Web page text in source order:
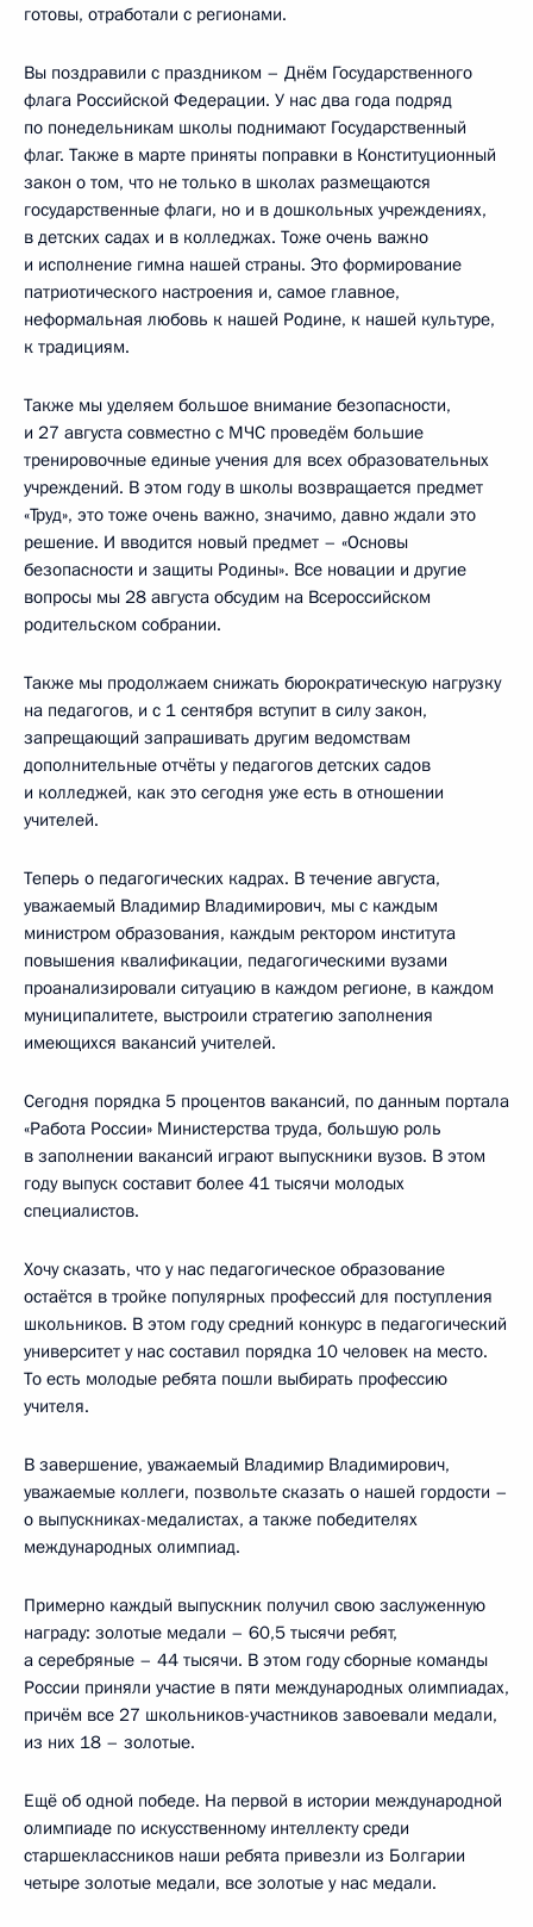
готовы, отработали с регионами.
Вы поздравили с праздником – Днём Государственного
флага Российской Федерации. У нас два года подряд
по понедельникам школы поднимают Государственный
флаг. Также в марте приняты поправки в Конституционный
закон о том, что не только в школах размещаются
государственные флаги, но и в дошкольных учреждениях,
в детских садах и в колледжах. Тоже очень важно
и исполнение гимна нашей страны. Это формирование
патриотического настроения и, самое главное,
неформальная любовь к нашей Родине, к нашей культуре,
к традициям.
Также мы уделяем большое внимание безопасности,
и 27 августа совместно с МЧС проведём большие
тренировочные единые учения для всех образовательных
учреждений. В этом году в школы возвращается предмет
«Труд», это тоже очень важно, значимо, давно ждали это
решение. И вводится новый предмет – «Основы
безопасности и защиты Родины». Все новации и другие
вопросы мы 28 августа обсудим на Всероссийском
родительском собрании.
Также мы продолжаем снижать бюрократическую нагрузку
на педагогов, и с 1 сентября вступит в силу закон,
запрещающий запрашивать другим ведомствам
дополнительные отчёты у педагогов детских садов
и колледжей, как это сегодня уже есть в отношении
учителей.
Теперь о педагогических кадрах. В течение августа,
уважаемый Владимир Владимирович, мы с каждым
министром образования, каждым ректором института
повышения квалификации, педагогическими вузами
проанализировали ситуацию в каждом регионе, в каждом
муниципалитете, выстроили стратегию заполнения
имеющихся вакансий учителей.
Сегодня порядка 5 процентов вакансий, по данным портала
«Работа России» Министерства труда, большую роль
в заполнении вакансий играют выпускники вузов. В этом
году выпуск составит более 41 тысячи молодых
специалистов.
Хочу сказать, что у нас педагогическое образование
остаётся в тройке популярных профессий для поступления
школьников. В этом году средний конкурс в педагогический
университет у нас составил порядка 10 человек на место.
То есть молодые ребята пошли выбирать профессию
учителя.
В завершение, уважаемый Владимир Владимирович,
уважаемые коллеги, позвольте сказать о нашей гордости –
о выпускниках-медалистах, а также победителях
международных олимпиад.
Примерно каждый выпускник получил свою заслуженную
награду: золотые медали – 60,5 тысячи ребят,
а серебряные – 44 тысячи. В этом году сборные команды
России приняли участие в пяти международных олимпиадах,
причём все 27 школьников-участников завоевали медали,
из них 18 – золотые.
Ещё об одной победе. На первой в истории международной
олимпиаде по искусственному интеллекту среди
старшеклассников наши ребята привезли из Болгарии
четыре золотые медали, все золотые у нас медали.